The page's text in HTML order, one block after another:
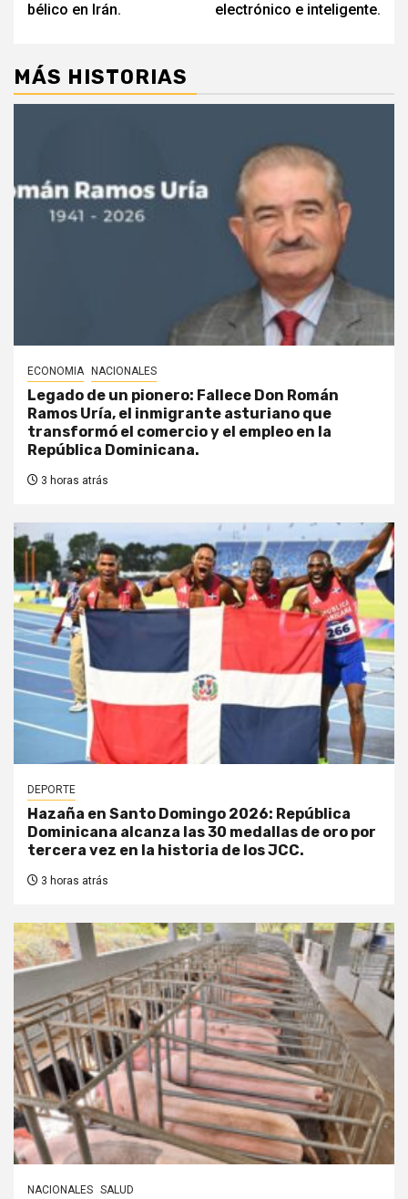
bélico en Irán.
electrónico e inteligente.
MÁS HISTORIAS
ECONOMIA NACIONALES
Legado de un pionero: Fallece Don Román
Ramos Uría, el inmigrante asturiano que
transformó el comercio y el empleo en la
República Dominicana.
3 horas atrás
DEPORTE
Hazaña en Santo Domingo 2026: República
Dominicana alcanza las 30 medallas de oro por
tercera vez en la historia de los JCC.
3 horas atrás
NACIONALES SALUD